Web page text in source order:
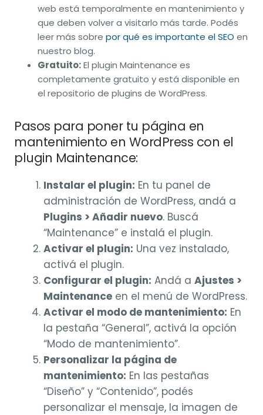
web está temporalmente en mantenimiento y
que deben volver a visitarlo más tarde. Podés
leer más sobre por qué es importante el SEO en
nuestro blog.
Gratuito:El plugin Maintenance es
completamente gratuito y está disponible en
el repositorio de plugins de WordPress.
Pasos para poner tu página en
mantenimiento en WordPress con el
plugin Maintenance:
Instalar el plugin: En tu panel de
administración de WordPress, andá a
Plugins > Añadir nuevo. Buscá
“Maintenance” e instalá el plugin.
Activar el plugin: Una vez instalado,
activá el plugin.
Configurar el plugin: Andá a Ajustes >
Maintenance en el menú de WordPress.
Activar el modo de mantenimiento: En
la pestaña “General”, activá la opción
“Modo de mantenimiento”.
Personalizar la página de
mantenimiento: En las pestañas
“Diseño” y “Contenido”, podés
personalizar el mensaje, la imagen de